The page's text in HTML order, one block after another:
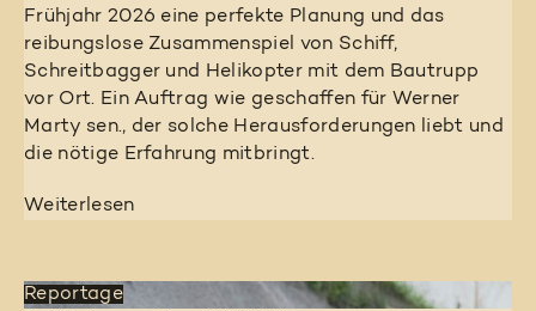
Frühjahr 2026 eine perfekte Planung und das
reibungslose Zusammenspiel von Schiff,
Schreitbagger und Helikopter mit dem Bautrupp
vor Ort. Ein Auftrag wie geschaffen für Werner
Marty sen., der solche Herausforderungen liebt und
die nötige Erfahrung mitbringt.
Weiterlesen
Reportage